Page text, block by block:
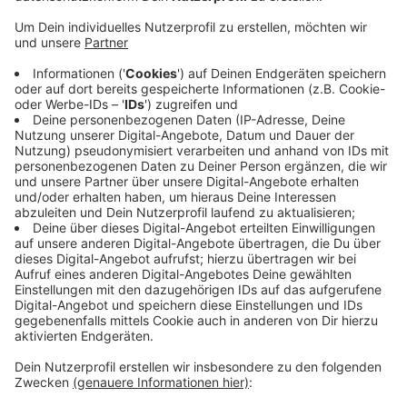
Anzeige
So wird laut Stadt eine der beiden Spielflächen an der
Richard-Wagner-Straße umgestaltet. Im Grünzug an
der Europaallee soll ein Spiel- und Sportbereich
entstehen. Und außerdem will die Stadt mit den
Sportvereinen über eine Nutzung der Sportplätze auch
für Hobby-Läuferinnen und -Läufer verhandeln. Am
Waldbeerenberg und am Jahnstadion soll möglichst
eine tägliche Öffnung für die Allgemeinheit erreicht
werden.
Anzeige